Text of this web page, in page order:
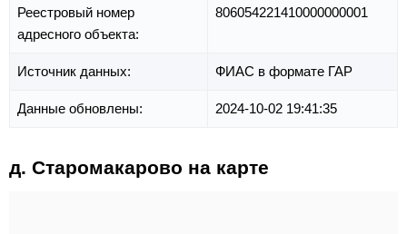
Реестровый номер
адресного объекта:
806054221410000000001
Источник данных: ФИАС в формате ГАР
Данные обновлены: 2024-10-02 19:41:35
д. Старомакарово на карте